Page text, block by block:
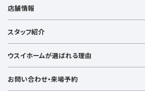
【買う】
新築戸建て
土地
投資物件
店舗情報
【横浜エリア】
金沢文庫店
上大岡店 戸塚店 新横浜店
【湘南エリア】
スタッフ紹介
ウスイホームが選ばれる理由
お問い合わせ・来場予約